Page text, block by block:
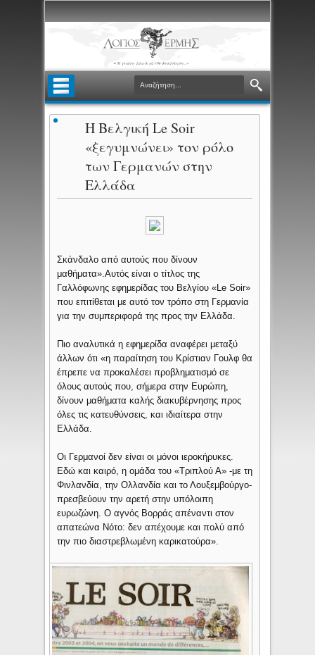
Η Βελγική Le Soir
«ξεγυμνώνει» τον ρόλο
των Γερμανών στην
Ελλάδα
Σκάνδαλο από αυτούς που δίνουν
μαθήματα».Αυτός είναι ο τίτλος της
Γαλλόφωνης εφημερίδας του Βελγίου «Le Soir»
που επιτίθεται με αυτό τον τρόπο στη Γερμανία
για την συμπεριφορά της προς την Ελλάδα.
Πιο αναλυτικά η εφημερίδα αναφέρει μεταξύ
άλλων ότι «η παραίτηση του Κρίστιαν Γουλφ θα
έπρεπε να προκαλέσει προβληματισμό σε
όλους αυτούς που, σήμερα στην Ευρώπη,
δίνουν μαθήματα καλής διακυβέρνησης προς
όλες τις κατευθύνσεις, και ιδιαίτερα στην
Ελλάδα.
Οι Γερμανοί δεν είναι οι μόνοι ιεροκήρυκες.
Εδώ και καιρό, η ομάδα του «Τριπλού Α» -με τη
Φινλανδία, την Ολλανδία και το Λουξεμβούργο-
πρεσβεύουν την αρετή στην υπόλοιπη
ευρωζώνη. Ο αγνός Βορράς απέναντι στον
απατεώνα Νότο: δεν απέχουμε και πολύ από
την πιο διαστρεβλωμένη καρικατούρα».